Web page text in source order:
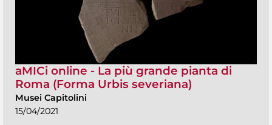
aMICi online - La più grande pianta di
Roma (Forma Urbis severiana)
Musei Capitolini
15/04/2021